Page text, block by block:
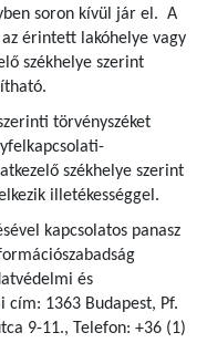
soron kívül jár el. A
érintett lakóhelye vagy
székhelye szerint
törvényszéket
székhelye szerint
illetékességgel.
kapcsolatos panasz
és
cím: 1363 Budapest, Pf.
9-11., Telefon: +36 (1)